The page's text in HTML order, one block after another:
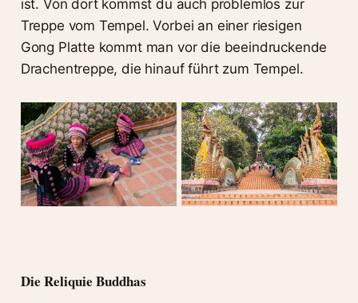
ist. Von dort kommst du auch problemlos zur
Treppe vom Tempel. Vorbei an einer riesigen
Gong Platte kommt man vor die beeindruckende
Drachentreppe, die hinauf führt zum Tempel.
Die Reliquie Buddhas